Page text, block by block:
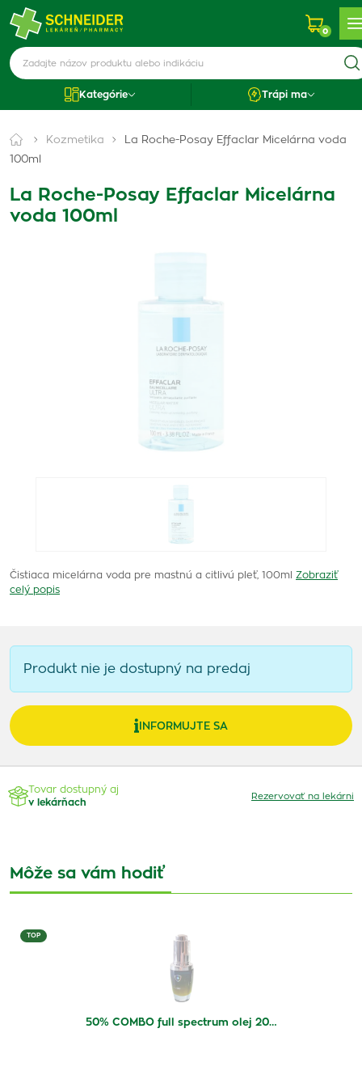
0
Kategórie Trápi ma
Kozmetika
La Roche-Posay Effaclar Micelárna voda
100ml
La Roche-Posay Effaclar Micelárna
voda 100ml
Čistiaca micelárna voda pre mastnú a citlivú pleť, 100ml
Zobraziť
celý popis
Produkt nie je dostupný na predaj
INFORMUJTE SA
Tovar dostupný aj
v lekárňach
Rezervovať na lekárni
Môže sa vám hodiť
TOP
50% COMBO full spectrum olej 20…